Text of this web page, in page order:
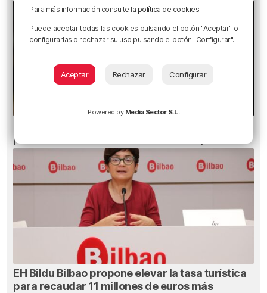
Ni gafas de sol ni radiografías: los errores que
pueden dañar la retina durante el eclipse
EH Bildu Bilbao propone elevar la tasa turística
para recaudar 11 millones de euros más
Para más información consulte la política de cookies.
Puede aceptar todas las cookies pulsando el botón "Aceptar" o
configurarlas o rechazar su uso pulsando el botón "Configurar".
Aceptar Rechazar Configurar
Powered by Media Sector S.L.